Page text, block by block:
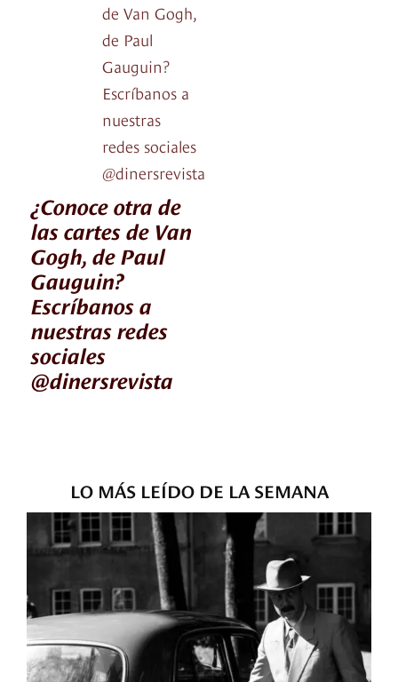
de Van Gogh,
de Paul
Gauguin?
Escríbanos a
nuestras
redes sociales
@dinersrevista
¿Conoce otra de
las cartes de Van
Gogh, de Paul
Gauguin?
Escríbanos a
nuestras redes
sociales
@dinersrevista
LO MÁS LEÍDO DE LA SEMANA